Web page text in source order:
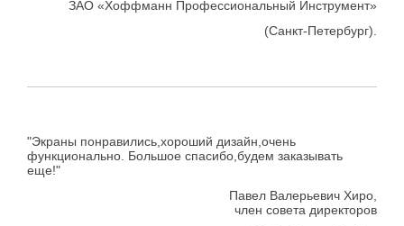
ЗАО «Хоффманн Профессиональный Инструмент»
(Санкт-Петербург).
"Экраны понравились,хороший дизайн,очень
функционально. Большое спасибо,будем заказывать
еще!"
Павел Валерьевич Хиро,
член совета директоров